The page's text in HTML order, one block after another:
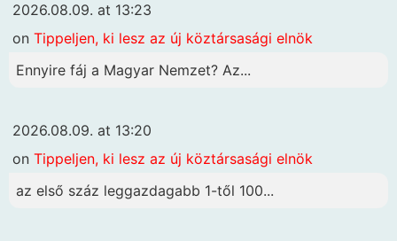
2026.08.09. at 13:23
on Tippeljen, ki lesz az új köztársasági elnök
Ennyire fáj a Magyar Nemzet? Az...
2026.08.09. at 13:20
on Tippeljen, ki lesz az új köztársasági elnök
az első száz leggazdagabb 1-től 100...